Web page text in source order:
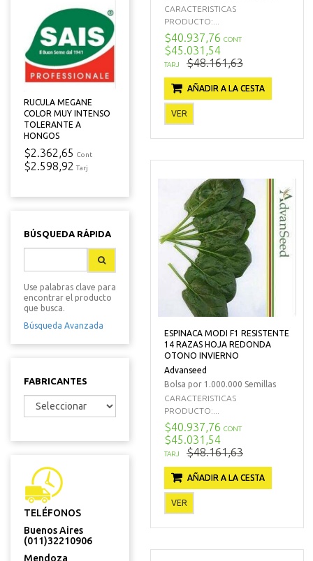
RUCULA MEGANE
COLOR MUY INTENSO
TOLERANTE A
HONGOS
$2.362,65 Cont
$2.598,92 Tarj
BÚSQUEDA RÁPIDA
Use palabras clave para
encontrar el producto
que busca.
Búsqueda Avanzada
FABRICANTES
TELÉFONOS
Buenos Aires
(011)32210906
Mendoza
CARACTERISTICAS
PRODUCTO:...
$40.937,76 CONT
$45.031,54
TARJ $48.161,63
AÑADIR A LA CESTA
VER
ESPINACA MODI F1 RESISTENTE
14 RAZAS HOJA REDONDA
OTONO INVIERNO
Advanseed
Bolsa por 1.000.000 Semillas
CARACTERISTICAS
PRODUCTO:...
$40.937,76 CONT
$45.031,54
TARJ $48.161,63
AÑADIR A LA CESTA
VER